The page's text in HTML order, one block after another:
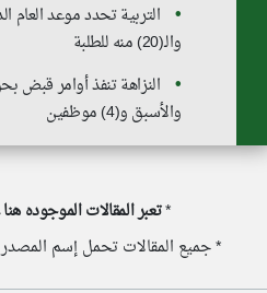
والـ(20) منه للطلبة
النزاهة تنفذ أوامر قبض
والأسبق و(4) موظفين
*تعبر المقالات الموجوده
* جميع المقالات تحمل إسم المصدر